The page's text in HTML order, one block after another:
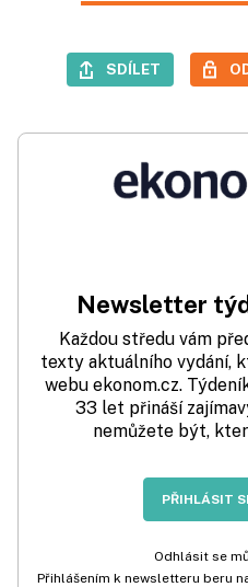
SDÍLET
Newsletter
Každou středu vám
texty aktuálního vydání,
webu ekonom.cz.
33 let přináší
nemůžete být,
PŘIHLÁSIT
Odhlásit se
Přihlášením k newsletteru beru